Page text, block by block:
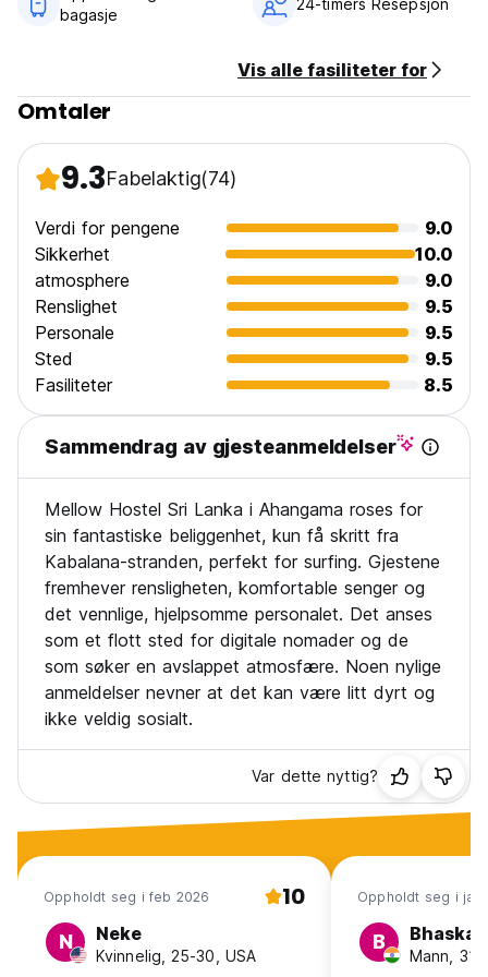
bagasje
24-timers Resepsjon
Vis alle fasiliteter for
Omtaler
9.3Fabelaktig(74)
Verdi for pengene
9.0
Sikkerhet
10.0
atmosphere
9.0
Renslighet
9.5
Personale
9.5
Sted
9.5
Fasiliteter
8.5
Sammendrag av gjesteanmeldelser
Mellow Hostel Sri Lanka i Ahangama roses for
sin fantastiske beliggenhet, kun få skritt fra
Kabalana-stranden, perfekt for surfing. Gjestene
fremhever rensligheten, komfortable senger og
det vennlige, hjelpsomme personalet. Det anses
som et flott sted for digitale nomader og de
som søker en avslappet atmosfære. Noen nylige
anmeldelser nevner at det kan være litt dyrt og
ikke veldig sosialt.
Var dette nyttig?
Oppholdt seg i feb 2026 10
N Neke
Kvinnelig, 25-30, USA
Oppholdt seg i jan
B Bhaskar
Mann, 31-